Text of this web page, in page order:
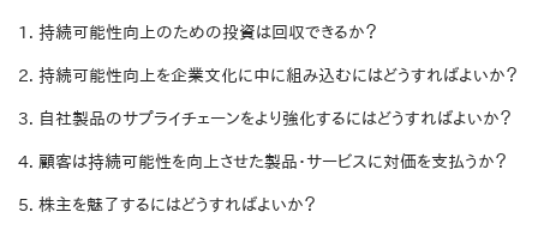
1. 持続可能性向上のための投資は回収できるか？
2. 持続可能性向上を企業文化に中に組み込むにはどうすればよいか？
3. 自社製品のサプライチェーンをより強化するにはどうすればよいか？
4. 顧客は持続可能性を向上させた製品・サービスに対価を支払うか？
5. 株主を魅了するにはどうすればよいか？